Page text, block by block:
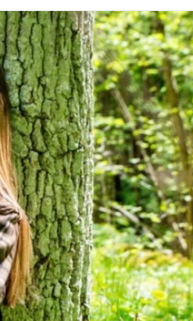
d
/
o
m
r
å
d
e